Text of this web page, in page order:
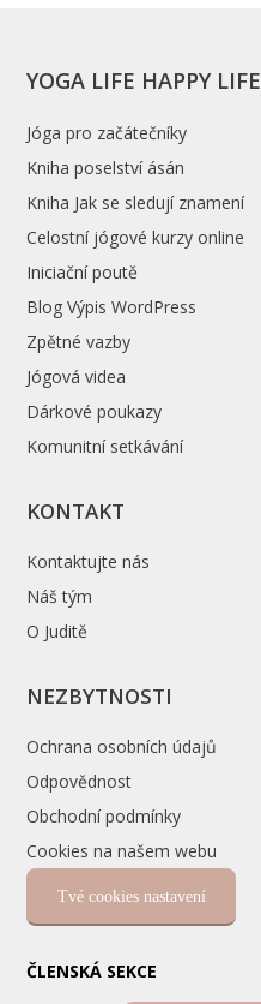
YOGA LIFE HAPPY LIFE
Jóga pro začátečníky
Kniha poselství ásán
Kniha Jak se sledují znamení
Celostní jógové kurzy online
Iniciační poutě
Blog Výpis WordPress
Zpětné vazby
Jógová videa
Dárkové poukazy
Komunitní setkávání
KONTAKT
Kontaktujte nás
Náš tým
O Juditě
NEZBYTNOSTI
Ochrana osobních údajů
Odpovědnost
Obchodní podmínky
Cookies na našem webu
Tvé cookies nastavení
ČLENSKÁ SEKCE